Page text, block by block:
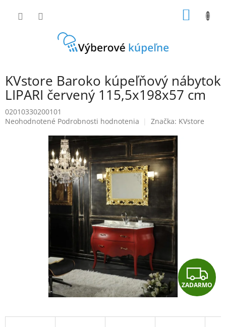
KVstore Baroko kúpeľňový nábytok
LIPARI červený 115,5x198x57 cm
02010330200101
Priemerné
Neohodnotené Podrobnosti hodnotenia Značka: KVstore
Z
A
D
ZADARMO